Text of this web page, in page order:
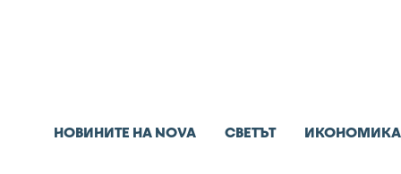
НОВИНИТЕ НА NOVA СВЕТЪТ ИКОНОМИКА